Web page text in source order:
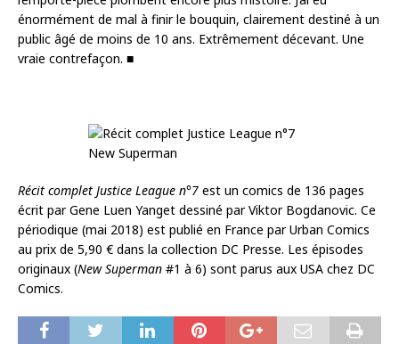
énormément de mal à finir le bouquin, clairement destiné à un
public âgé de moins de 10 ans. Extrêmement décevant. Une
vraie contrefaçon. ■
Récit complet Justice League n°7 est un comics de 136 pages
écrit par Gene Luen Yanget dessiné par Viktor Bogdanovic. Ce
périodique (mai 2018) est publié en France par Urban Comics
au prix de 5,90 € dans la collection DC Presse. Les épisodes
originaux (New Superman #1 à 6) sont parus aux USA chez DC
Comics.